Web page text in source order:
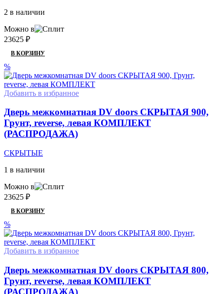
2 в наличии
Можно в
23625 ₽
В КОРЗИНУ
%
Добавить в избранное
Дверь межкомнатная DV doors СКРЫТАЯ 900,
Грунт, reverse, левая КОМПЛЕКТ
(РАСПРОДАЖА)
СКРЫТЫЕ
1 в наличии
Можно в
23625 ₽
В КОРЗИНУ
%
Добавить в избранное
Дверь межкомнатная DV doors СКРЫТАЯ 800,
Грунт, reverse, левая КОМПЛЕКТ
(РАСПРОДАЖА)